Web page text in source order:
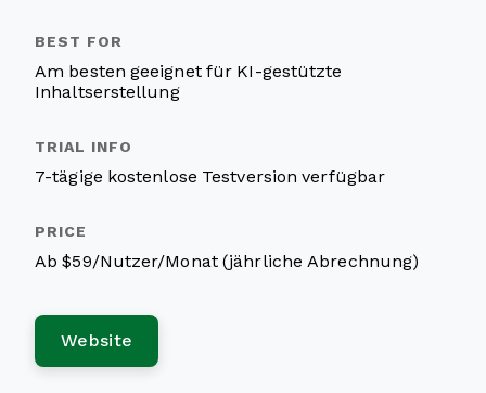
Am besten geeignet für KI-gestützte
Inhaltserstellung
7-tägige kostenlose Testversion verfügbar
Ab $59/Nutzer/Monat (jährliche Abrechnung)
Website